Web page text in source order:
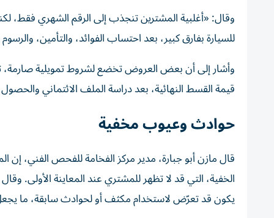
وقال: «أغلبية المشترين تنجذب إلى الرقم الشهري فقط،
للسيارة بفارق كبير، بعد احتساب الفوائد، والتأمين، والرسوم
وأشار إلى أن بعض العروض تخضع لشروط تمويلية
قيمة القسط النهائية، بعد دراسة الملف الائتماني
حوادث وعيوب مخفية
قال مازن أبو جبارة، مدير مركز الفخامة للفحص الفني،
الخفية، التي قد لا تظهر للمشتري عند المعاينة الأولى.
يكون قد تعرّض لاستخدام مكثف أو لحوادث سابقة، ما